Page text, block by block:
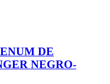
DE
NEGRO-